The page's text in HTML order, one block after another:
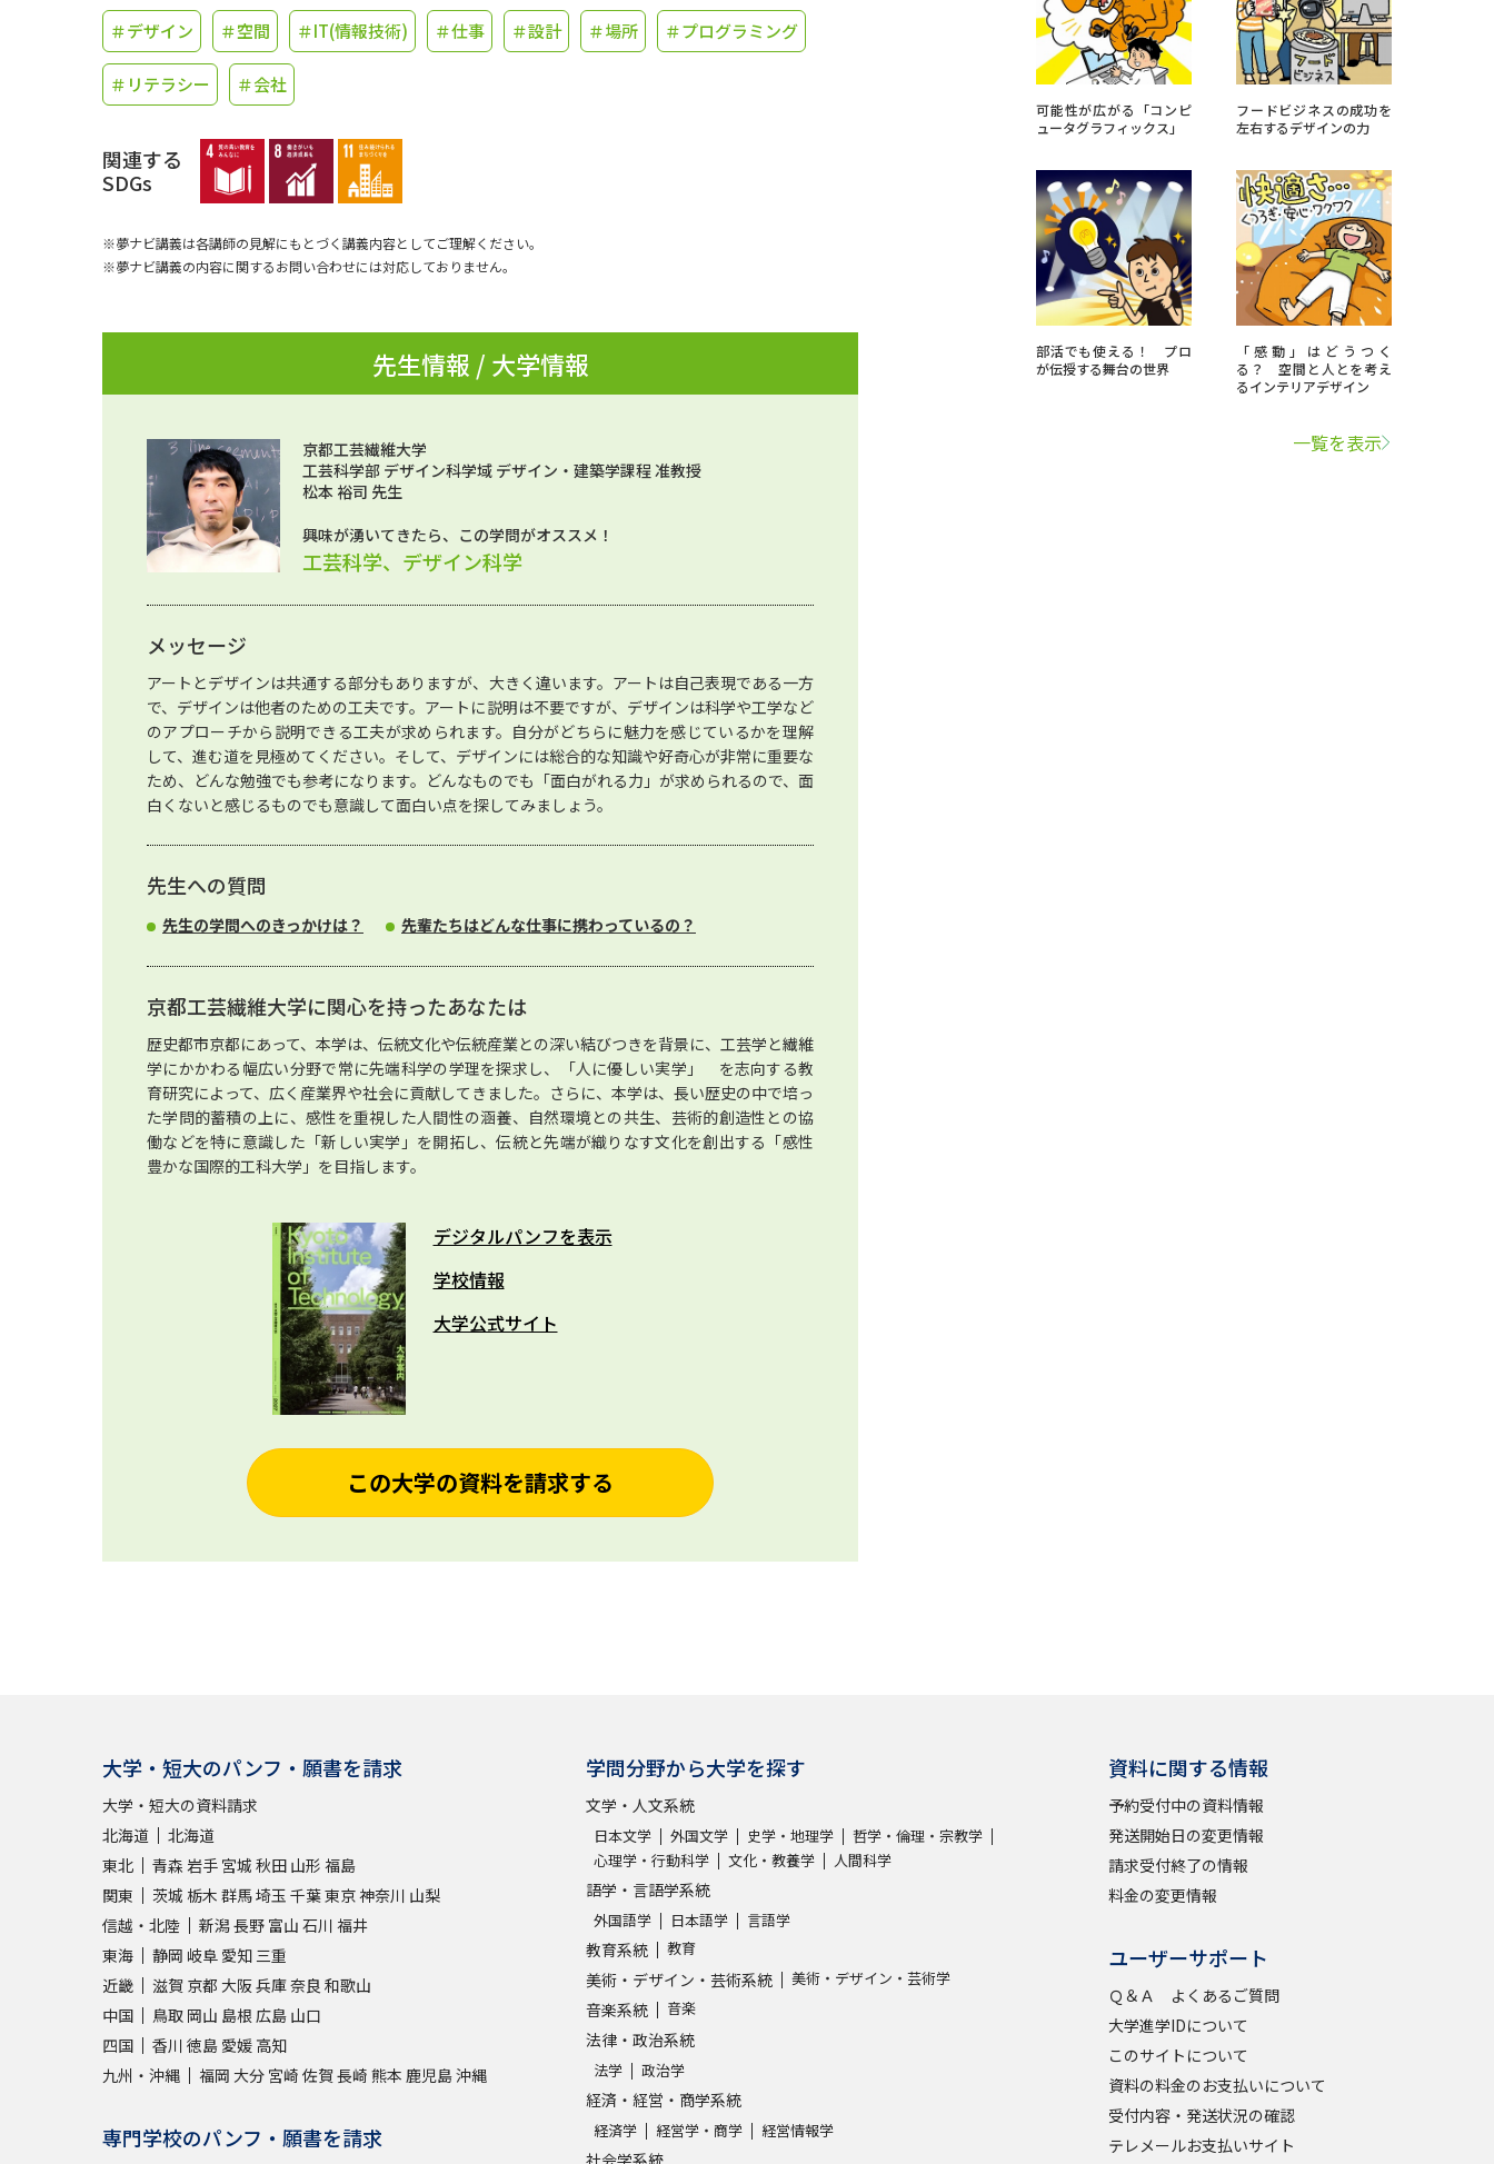
Ｑ＆Ａ よくあるご質問
このサイトについて
受付内容・発送状況の確認 テレメール
お支払いサイト
お問合せ先 テレメール進学カタログ訂正のご案内
＃デザイン ＃空間 ＃IT(情報技術) ＃仕事 ＃設計 ＃場所 ＃プログラミング
＃リテラシー ＃会社
関連する
SDGs
※夢ナビ講義は各講師の見解にもとづく講義内容としてご理解ください。
※夢ナビ講義の内容に関するお問い合わせには対応しておりません。
先生情報 / 大学情報
京都工芸繊維大学
工芸科学部 デザイン科学域 デザイン・建築学課程 准教授
松本 裕司 先生
興味が湧いてきたら、この学問がオススメ！
工芸科学、デザイン科学
メッセージ
アートとデザインは共通する部分もありますが、大きく違います。アートは自己表現である一方
で、デザインは他者のための工夫です。アートに説明は不要ですが、デザインは科学や工学など
のアプローチから説明できる工夫が求められます。自分がどちらに魅力を感じているかを理解
して、進む道を見極めてください。そして、デザインには総合的な知識や好奇心が非常に重要な
ため、どんな勉強でも参考になります。どんなものでも「面白がれる力」が求められるので、面
白くないと感じるものでも意識して面白い点を探してみましょう。
先生への質問
先生の学問へのきっかけは？ 先輩たちはどんな仕事に携わっているの？
京都工芸繊維大学に関心を持ったあなたは
歴史都市京都にあって、本学は、伝統文化や伝統産業との深い結びつきを背景に、工芸学と繊維
学にかかわる幅広い分野で常に先端科学の学理を探求し、「人に優しい実学」 を志向する教
育研究によって、広く産業界や社会に貢献してきました。さらに、本学は、長い歴史の中で培っ
た学問的蓄積の上に、感性を重視した人間性の涵養、自然環境との共生、芸術的創造性との協
働などを特に意識した「新しい実学」を開拓し、伝統と先端が織りなす文化を創出する「感性
豊かな国際的工科大学」を目指します。
デジタルパンフを表示
学校情報
大学公式サイト
この大学の資料を請求する
可能性が広がる「コンピ
ュータグラフィックス」
フードビジネスの成功を
左右するデザインの力
部活でも使える！ プロ
が伝授する舞台の世界
「感動」はどうつく
る？ 空間と人とを考え
るインテリアデザイン
一覧を表示
大学・短大のパンフ・願書を請求
大学・短大の資料請求
北海道
北海道
東北
青森 岩手 宮城 秋田 山形 福島
関東
茨城 栃木 群馬埼玉 千葉東京神奈川 山梨
信越・北陸
新潟長野 富山 石川 福井
東海
静岡 岐阜 愛知 三重
近畿
滋賀 京都 大阪兵庫奈良 和歌山
中国
鳥取 岡山 島根 広島 山口
四国
香川 徳島 愛媛 高知
九州・沖縄
福岡 大分 宮崎 佐賀 長崎 熊本 鹿児島沖縄
専門学校のパンフ・願書を請求
学問分野から大学を探す
文学・人文系統
日本文学 外国文学 史学・地理学
哲学・倫理・宗教学
心理学・行動科学
文化・教養学 人間科学
語学・言語学系統
外国語学 日本語学 言語学
教育系統 教育
美術・デザイン・芸術系統 美術・デザイン・芸術学
音楽系統 音楽
法律・政治系統
法学 政治学
経済・経営・商学系統
経済学 経営学・商学 経営情報学
資料に関する情報
予約受付中の資料情報
発送開始日の変更情報
請求受付終了の情報
料金の変更情報
ユーザーサポート
Ｑ＆Ａ よくあるご質問
大学進学IDについて
このサイトについて
資料の料金のお支払いについて
受付内容・発送状況の確認
テレメールお支払いサイト